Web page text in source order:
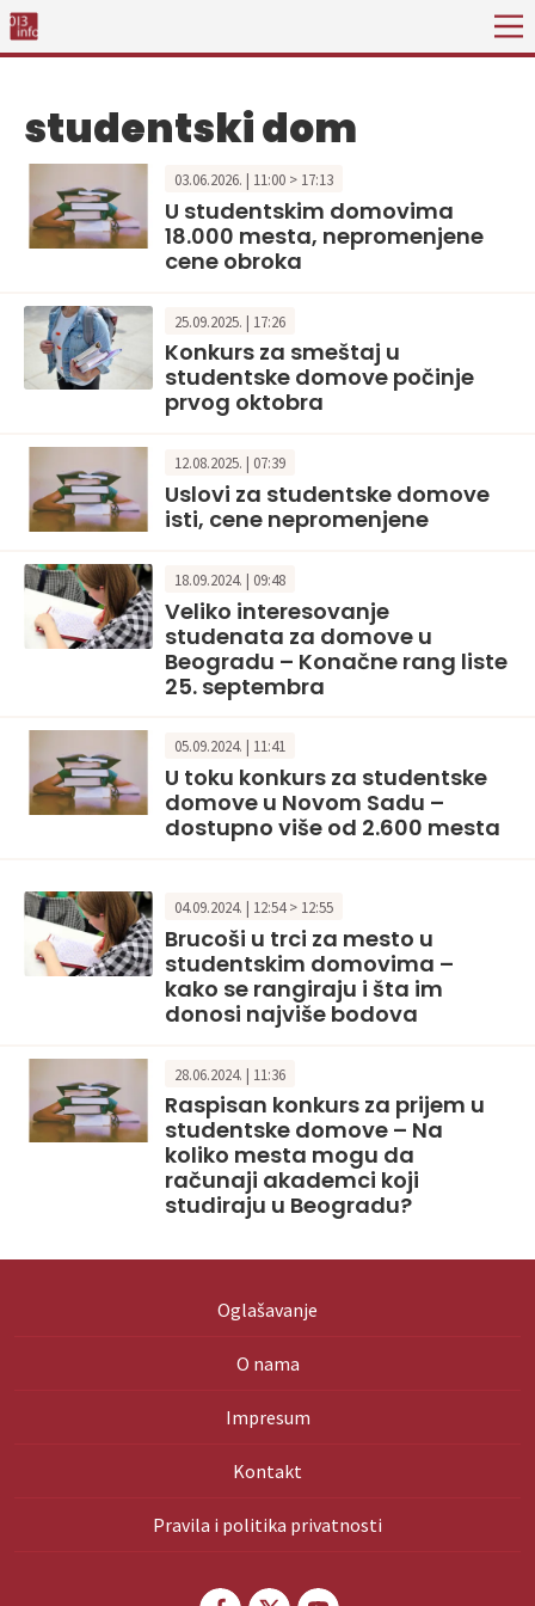
studentski dom
03.06.2026. | 11:00 > 17:13
U studentskim domovima
18.000 mesta, nepromenjene
cene obroka
25.09.2025. | 17:26
Konkurs za smeštaj u
studentske domove počinje
prvog oktobra
12.08.2025. | 07:39
Uslovi za studentske domove
isti, cene nepromenjene
18.09.2024. | 09:48
Veliko interesovanje
studenata za domove u
Beogradu – Konačne rang liste
25. septembra
05.09.2024. | 11:41
U toku konkurs za studentske
domove u Novom Sadu –
dostupno više od 2.600 mesta
04.09.2024. | 12:54 > 12:55
Brucoši u trci za mesto u
studentskim domovima –
kako se rangiraju i šta im
donosi najviše bodova
28.06.2024. | 11:36
Raspisan konkurs za prijem u
studentske domove – Na
koliko mesta mogu da
računaji akademci koji
studiraju u Beogradu?
Oglašavanje
O nama
Impresum
Kontakt
Pravila i politika privatnosti